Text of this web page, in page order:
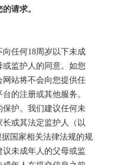
请求。
向任何18 周岁以下未成
监护人的同意。如您
网站将不会向您提供任
的注册或其他服务。
护。我们建议任何未
或其法定监护人（以
国家相关法律法规的规
未成年人的父母或监